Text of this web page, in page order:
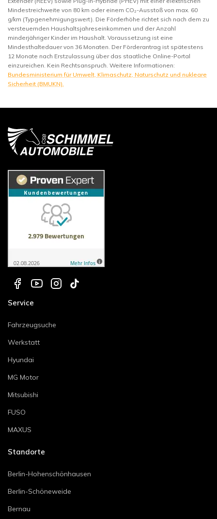
Mindestreichweite von 80 km oder einem CO₂-Ausstoß von max. 60
g/km (Typgenehmigungswert). Die Förderhöhe richtet sich nach dem zu
versteuernden Haushaltsjahreseinkommen und der Anzahl
minderjähriger Kinder im Haushalt. Voraussetzung ist eine
Mindesthaltedauer von 36 Monaten. Der Förderantrag ist spätestens
12 Monate nach Erstzulassung über das staatliche Online-Portal
einzureichen. Kein Rechtsanspruch. Weitere Informationen:
Bundesministerium für Umwelt, Klimaschutz, Naturschutz und nukleare
Sicherheit (BMUKN).
Service
Fahrzeugsuche
Werkstatt
Hyundai
MG Motor
Mitsubishi
FUSO
MAXUS
Standorte
Berlin-Hohenschönhausen
Berlin-Schöneweide
Bernau